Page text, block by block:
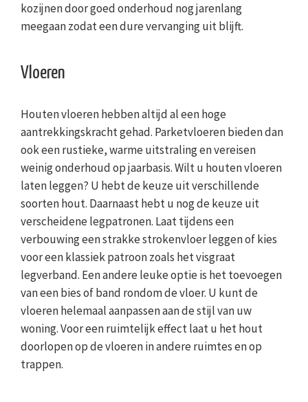
kozijnen door goed onderhoud nog jarenlang
meegaan zodat een dure vervanging uit blijft.
Vloeren
Houten vloeren hebben altijd al een hoge
aantrekkingskracht gehad. Parketvloeren bieden dan
ook een rustieke, warme uitstraling en vereisen
weinig onderhoud op jaarbasis. Wilt u houten vloeren
laten leggen? U hebt de keuze uit verschillende
soorten hout. Daarnaast hebt u nog de keuze uit
verscheidene legpatronen. Laat tijdens een
verbouwing een strakke strokenvloer leggen of kies
voor een klassiek patroon zoals het visgraat
legverband. Een andere leuke optie is het toevoegen
van een bies of band rondom de vloer. U kunt de
vloeren helemaal aanpassen aan de stijl van uw
woning. Voor een ruimtelijk effect laat u het hout
doorlopen op de vloeren in andere ruimtes en op
trappen.